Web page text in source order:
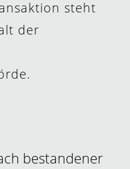
steht
der
bestandener